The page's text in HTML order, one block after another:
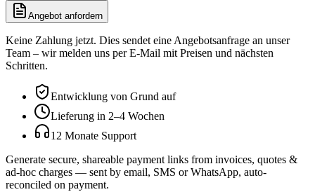
Angebot anfordern
Keine Zahlung jetzt. Dies sendet eine Angebotsanfrage an unser
Team – wir melden uns per E-Mail mit Preisen und nächsten
Schritten.
Entwicklung von Grund auf
Lieferung in 2–4 Wochen
12 Monate Support
Generate secure, shareable payment links from invoices, quotes &
ad-hoc charges — sent by email, SMS or WhatsApp, auto-
reconciled on payment.